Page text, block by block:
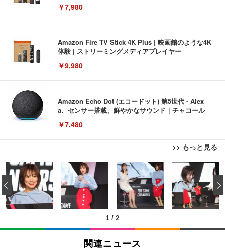
￥7,980
Amazon Fire TV Stick 4K Plus | 映画館のような4K
体験 | ストリーミングメディアプレイヤー
￥9,980
Amazon Echo Dot (エコードット) 第5世代 - Alex
a、センサー搭載、鮮やかなサウンド｜チャコール
￥7,480
>> もっと見る
[EdoErgo] オフィスチェア 椅子 テレワーク 疲れな
い 跳ね上げ式アームレスト コンパクト 約105度ロッ
キング pc 事務椅子 360度回転 座面昇降 強化ナイロ
ン樹脂ベース 通気性メッシュ 在宅ワーク H-WY01
(黒網+黒枠+黒足)
￥5,699
SIHOO B100 オフィスチェア／デスクチェア メッシ
ュチェア 人間工学 疲れない ブラック
EIZO ビジネス向けプレミアムモニター | FlexScan
EV3240X-WT | 31.5型4K UHD・USB Type-C・ホワ
イト
￥105,595
EIZO ビジネス向けプレミアムモニター | FlexScan
Amazonベーシック ペットシーツ 薄型 レギュラー 1
回使い捨て 無香料 ホワイト 300枚
￥3,373
Amazonベーシック ペットシーツ 厚型 ワイド 42枚
x2袋(84枚) ホワイト(吸収面:ライトブルー)
1 / 2
‹
関連ニュース